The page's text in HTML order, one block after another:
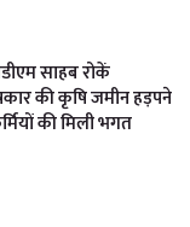
साहब रोकें
की कृषि जमीन हड़पने
की मिली भगत